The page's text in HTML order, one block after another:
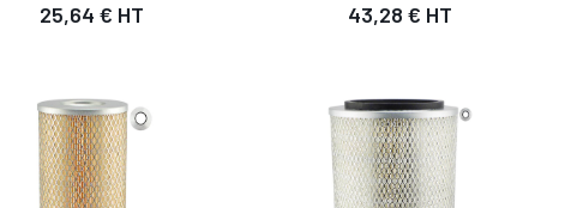
25,64 € HT 43,28 € HT
AJOUTER AU PANIER AJOUTER AU PANIER